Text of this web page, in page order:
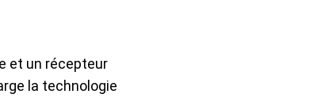
et un récepteur
la technologie